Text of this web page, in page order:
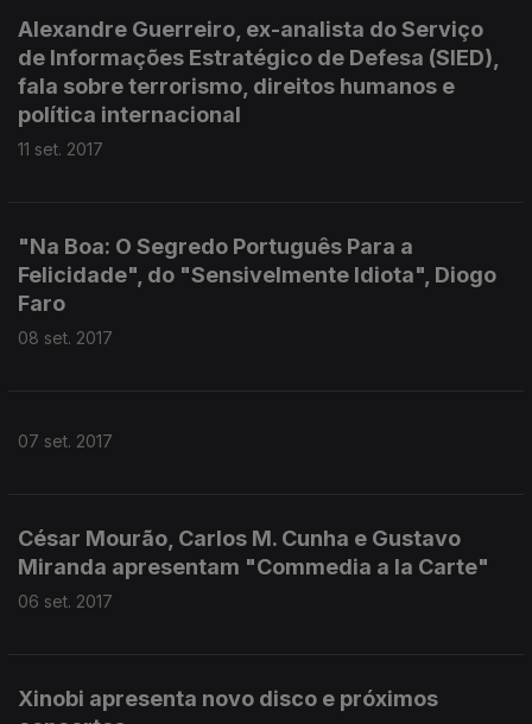
Alexandre Guerreiro, ex-analista do Serviço
de Informações Estratégico de Defesa (SIED),
fala sobre terrorismo, direitos humanos e
política internacional
11 set. 2017
"Na Boa: O Segredo Português Para a
Felicidade", do "Sensivelmente Idiota", Diogo
Faro
08 set. 2017
07 set. 2017
César Mourão, Carlos M. Cunha e Gustavo
Miranda apresentam "Commedia a la Carte"
06 set. 2017
Xinobi apresenta novo disco e próximos